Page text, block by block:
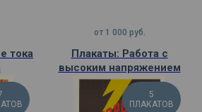
тока
от 1 000 руб.
Плакаты: Работа с
высоким напряжением
5
ПЛАКАТОВ